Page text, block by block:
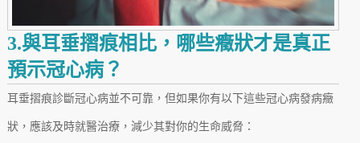
3.與耳垂摺痕相比，哪些癥狀才是真正
預示冠心病？
耳垂摺痕診斷冠心病並不可靠，但如果你有以下這些冠心病發病癥
狀，應該及時就醫治療，減少其對你的生命威脅：